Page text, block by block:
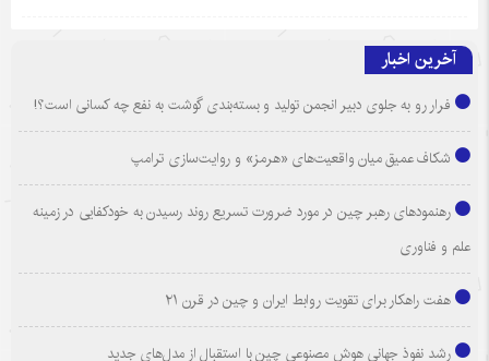
آخرین اخبار
فرار رو به جلوی دبیر انجمن تولید و بسته‌بندی گوشت به نفع چه کسانی است؟!
شکاف عمیق میان واقعیت‌های «هرمز» و روایت‌سازی ترامپ
رهنمودهای رهبر چین در مورد ضرورت تسریع روند رسیدن به خودکفایی در زمینه
علم و فناوری
هفت راهکار برای تقویت روابط ایران و چین در قرن ۲۱
رشد نفوذ جهانی هوش مصنوعی چین با استقبال از مدل‌های جدید